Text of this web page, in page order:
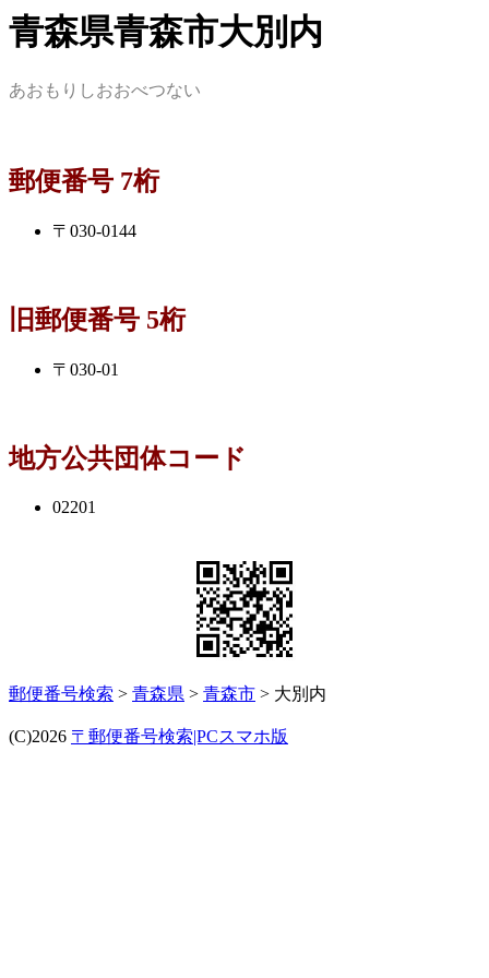
青森県青森市大別内
あおもりしおおべつない
郵便番号 7桁
〒030-0144
旧郵便番号 5桁
〒030-01
地方公共団体コード
02201
郵便番号検索 > 青森県 > 青森市 > 大別内
(C)2026 〒郵便番号検索|PCスマホ版